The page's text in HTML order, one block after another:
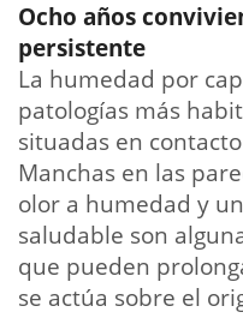
Ocho años
persistente
La humedad por
patologías más
situadas en
Manchas en las
olor a humedad y
saludable son
que pueden
se actúa sobre el